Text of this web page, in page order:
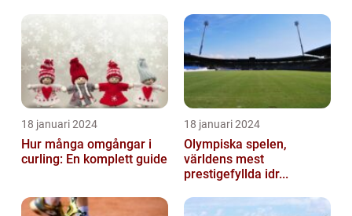
18 januari 2024
Hur många omgångar i
curling: En komplett guide
18 januari 2024
Olympiska spelen,
världens mest
prestigefyllda idr...